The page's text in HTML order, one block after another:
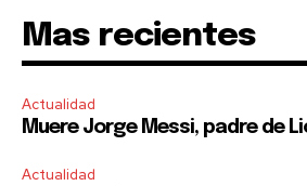
Mas recientes
Actualidad
Muere Jorge Messi, padre de
Actualidad